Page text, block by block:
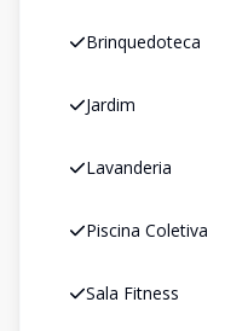
Brinquedoteca
Jardim
Lavanderia
Piscina Coletiva
Sala Fitness